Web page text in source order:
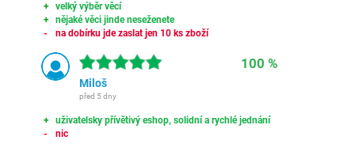
velký výběr věcí
nějaké věci jinde neseženete
na dobírku jde zaslat jen 10 ks zboží
100 %
Miloš
před 5 dny
uživatelsky přívětivý eshop, solidní a rychlé jednání
nic